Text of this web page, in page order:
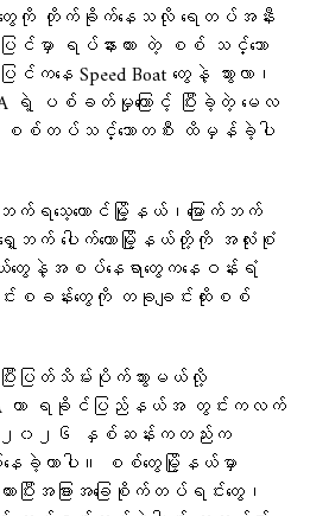
ေကို တိုက်ခိုက်နေသလို ရေတပ်အနီး
င်မှာ ရပ်နားထား တဲ့ စစ် သင်္ဘော
နေ Speed Boat တွေနဲ့ သွားလာ၊
ရဲ့ ပစ်ခတ်မှုကြောင့် ပြီးခဲ့တဲ့ မေလ
စ်တပ်သင်္ဘောတစီး ထိမှန်ခဲ့ပါ
က်ရသေ့တောင်မြို့နယ်၊မြောက်ဘက်
ေ့ဘက် ပေါက်တောမြို့နယ်တို့ကို အလုံးစုံ
တွေနဲ့အစပ်နေရာတွေကနေဝန်းရံ
ခန်းတွေကို တခုချင်းထိုးစစ်
ပြတ်သိမ်းပိုက်သွားမယ်လို့
AA ဟာ ရခိုင်ပြည်နယ်အ တွင်းကလက်
၂၀၂၆ နှစ်ဆန်းကတည်းက
ေခဲ့တာပါ။ စစ်တွေမြို့နယ်မှာ
ြီးအခြားအခြေစိုက်တပ်ရင်းတွေ၊